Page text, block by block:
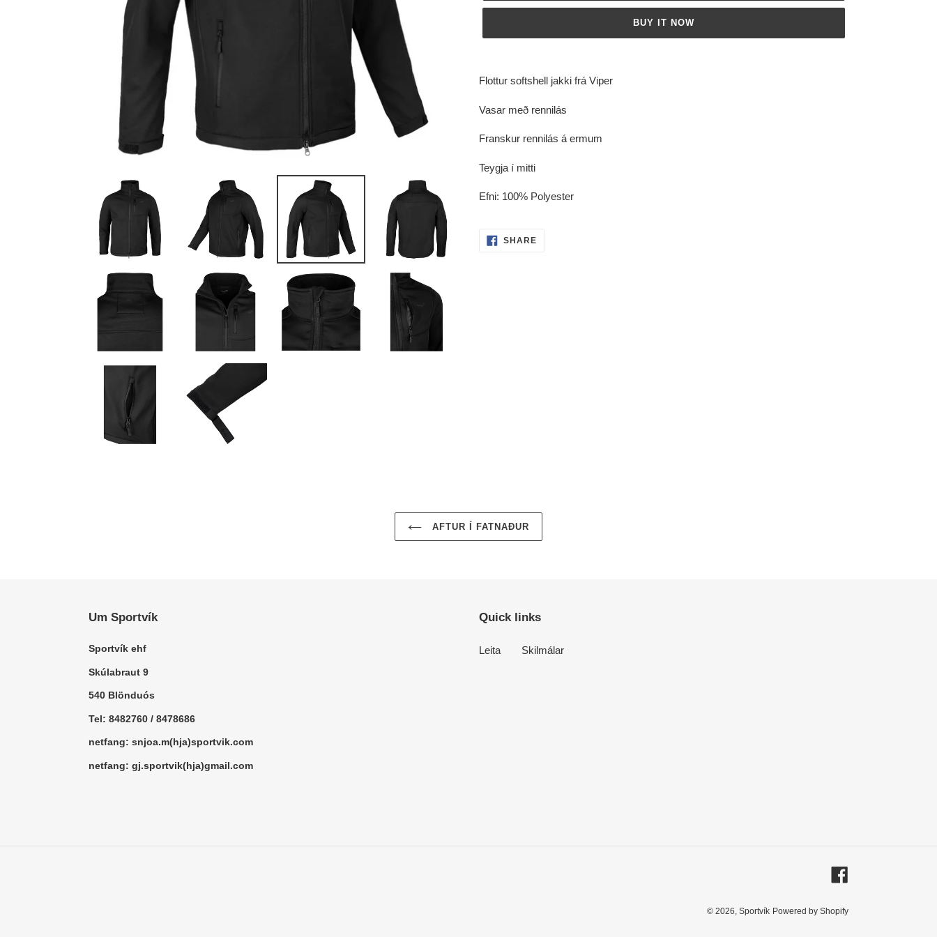
BUY IT NOW
product
your
Flottur softshell jakki frá Viper
Vasar með rennilás
Franskur rennilás á ermum
Teygja í mitti
Efni: 100% Polyester
SHARESHARE
AFTUR Í FATNAÐUR
Um Sportvík
Sportvík ehf
Skúlabraut 9
540 Blönduós
Tel: 8482760 / 8478686
netfang: snjoa.m(hja)sportvik.com
netfang: gj.sportvik(hja)gmail.com
Quick links
Leita Skilmálar
© 2026, Sportvík Powered by Shopify